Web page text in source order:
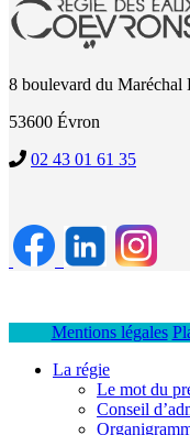
8 boulevard du Maréchal
53600 Évron
02 43 01 61 35
Mentions légales
La régie
Le mot du
Conseil